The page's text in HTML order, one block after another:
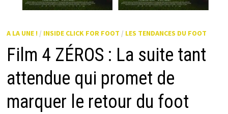
A LA UNE ! / INSIDE CLICK FOR FOOT / LES TENDANCES DU FOOT
Film 4 ZÉROS : La suite tant
attendue qui promet de
marquer le retour du foot